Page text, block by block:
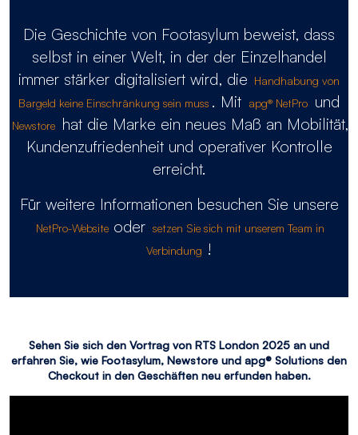
Die Geschichte von Footasylum beweist, dass
selbst in einer Welt, in der der Einzelhandel
immer stärker digitalisiert wird, die Handhabung von
Bargeld keine Einschränkung sein muss . Mit apg® NetPro und
Newstore hat die Marke ein neues Maß an Mobilität,
Kundenzufriedenheit und operativer Kontrolle
erreicht.
Für weitere Informationen besuchen Sie unsere
NetPro-Website oder setzen Sie sich mit unserem Team in
Verbindung !
Sehen Sie sich den Vortrag von RTS London 2025 an und
erfahren Sie, wie Footasylum, Newstore und apg® Solutions den
Checkout in den Geschäften neu erfunden haben.